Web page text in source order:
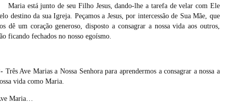
Maria está junto de seu Filho Jesus, dando-lhe a tarefa de velar com Ele
destino da sua Igreja. Peçamos a Jesus, por intercessão de Sua Mãe, que
dê um coração generoso, disposto a consagrar a nossa vida aos outros,
ficando fechados no nosso egoísmo.
Três Ave Marias a Nossa Senhora para aprendermos a consagrar a nossa a
vida como Maria.
Maria…